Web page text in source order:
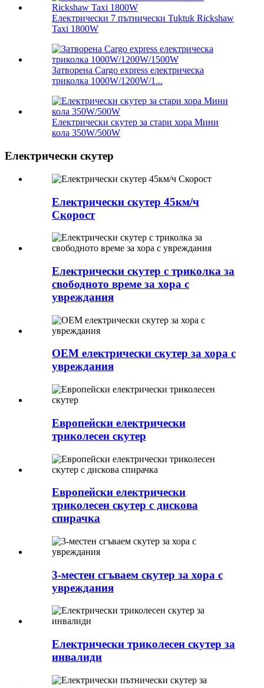
Електрически 7 пътнически Tuktuk Rickshaw
Taxi 1800W
Затворена Cargo express електрическа
триколка 1000W/1200W/1...
Електрически скутер за стари хора Мини
кола 350W/500W
Електрически скутер
Електрически скутер 45км/ч
Скорост
Електрически скутер с триколка за
свободното време за хора с
увреждания
OEM електрически скутер за хора с
увреждания
Европейски електрически
триколесен скутер
Европейски електрически
триколесен скутер с дискова
спирачка
3-местен сгъваем скутер за хора с
увреждания
Електрически триколесен скутер за
инвалиди